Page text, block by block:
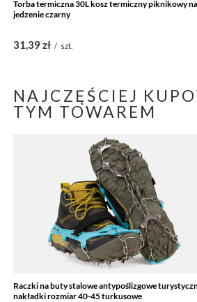
Torba termiczna 30L kosz termiczny piknikowy na
jedzenie czarny
31,39 zł / szt.
NAJCZĘŚCIEJ
TYM TOWAREM
Raczki na buty stalowe antypoślizgowe
nakładki rozmiar 40-45 turkusowe